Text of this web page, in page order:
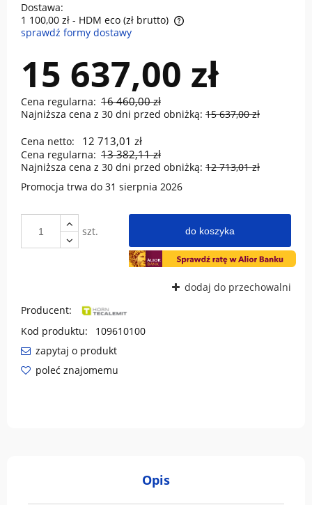
Dostawa:
1 100,00 zł - HDM eco (zł brutto)
Cena nie zawiera ewentualnych kosztów płatności
sprawdź formy dostawy
15 637,00 zł
Cena regularna: 16 460,00 zł
Najniższa cena z 30 dni przed obniżką: 15 637,00 zł
Cena netto: 12 713,01 zł
Cena regularna: 13 382,11 zł
Najniższa cena z 30 dni przed obniżką: 12 713,01 zł
Promocja trwa do 31 sierpnia 2026
szt. do koszyka
dodaj do przechowalni
Producent:
Kod produktu:
109610100
zapytaj o produkt
poleć znajomemu
Opis